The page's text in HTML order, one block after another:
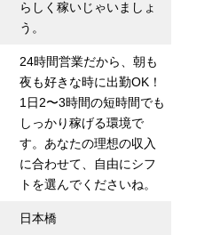
らしく稼いじゃいましょ
う。
24時間営業だから、朝も
夜も好きな時に出勤OK！
1日2〜3時間の短時間でも
しっかり稼げる環境で
す。あなたの理想の収入
に合わせて、自由にシフ
トを選んでくださいね。
日本橋